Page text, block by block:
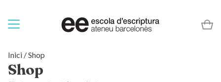
Inici / Shop
Shop